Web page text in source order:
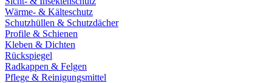
Wärme- & Kälteschutz
Schutzhüllen & Schutzdächer
Profile & Schienen
Kleben & Dichten
Rückspiegel
Radkappen & Felgen
Pflege & Reinigungsmittel